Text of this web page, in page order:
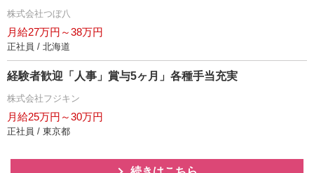
株式会社つぼ八
月給27万円～38万円
正社員 / 北海道
経験者歓迎「人事」賞与5ヶ月」各種手当充実
株式会社フジキン
月給25万円～30万円
正社員 / 東京都